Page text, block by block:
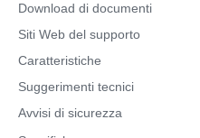
Download di documenti
Siti Web del supporto
Caratteristiche
Suggerimenti tecnici
Avvisi di sicurezza